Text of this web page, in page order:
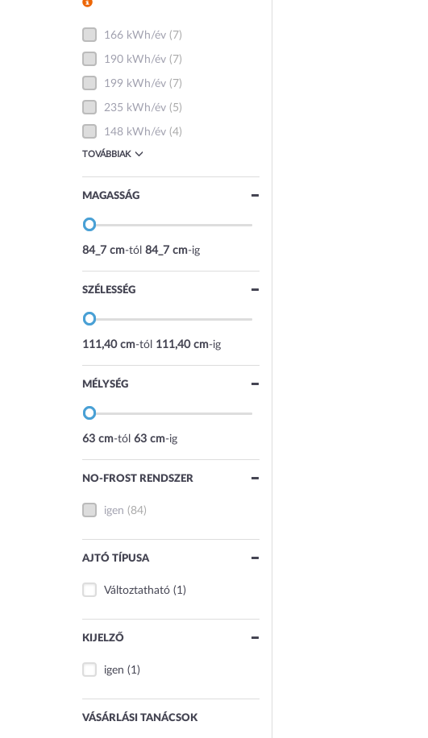
166 kWh/év (7)
190 kWh/év (7)
199 kWh/év (7)
235 kWh/év (5)
148 kWh/év (4)
TOVÁBBIAK
MAGASSÁG
84_7 cm-tól 84_7 cm-ig
SZÉLESSÉG
111,40 cm-tól 111,40 cm-ig
MÉLYSÉG
63 cm-tól 63 cm-ig
NO-FROST RENDSZER
igen (84)
AJTÓ TÍPUSA
Változtatható (1)
KIJELZŐ
igen (1)
VÁSÁRLÁSI TANÁCSOK